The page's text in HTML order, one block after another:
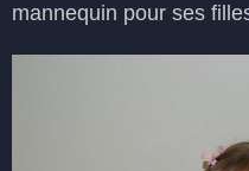
mannequin pour ses